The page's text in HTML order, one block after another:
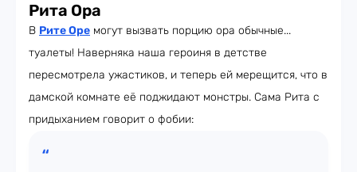
Рита Ора
В Рите Оре могут вызвать порцию ора обычные...
туалеты! Наверняка наша героиня в детстве
пересмотрела ужастиков, и теперь ей мерещится, что в
дамской комнате её поджидают монстры. Сама Рита с
придыханием говорит о фобии: